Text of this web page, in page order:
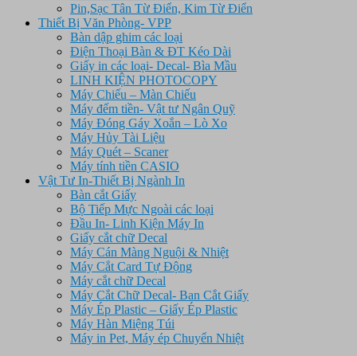
Pin,Sạc Tân Từ Điển, Kim Từ Điển
Thiết Bị Văn Phòng- VPP
Bàn dập ghim các loại
Điện Thoại Bàn & ĐT Kéo Dài
Giấy in các loại- Decal- Bìa Mầu
LINH KIỆN PHOTOCOPY
Máy Chiếu – Màn Chiếu
Máy đếm tiền- Vật tư Ngân Quỹ
Máy Đóng Gáy Xoắn – Lò Xo
Máy Hủy Tài Liệu
Máy Quét – Scaner
Máy tính tiền CASIO
Vật Tư In-Thiết Bị Ngành In
Bàn cắt Giấy
Bộ Tiếp Mực Ngoài các loại
Đầu In- Linh Kiện Máy In
Giấy cắt chữ Decal
Máy Cán Màng Nguội & Nhiệt
Máy Cắt Card Tự Động
Máy cắt chữ Decal
Máy Cắt Chữ Decal- Ban Cắt Giấy
Máy Ép Plastic – Giấy Ép Plastic
Máy Hàn Miệng Túi
Máy in Pet, Máy ép Chuyển Nhiệt